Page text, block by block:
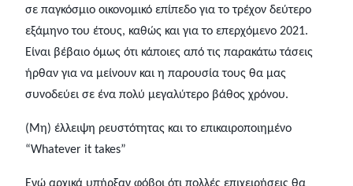
σε παγκόσμιο οικονομικό επίπεδο για το τρέχον δεύτερο
εξάμηνο του έτους, καθώς και για το επερχόμενο 2021.
Είναι βέβαιο όμως ότι κάποιες από τις παρακάτω τάσεις
ήρθαν για να μείνουν και η παρουσία τους θα μας
συνοδεύει σε ένα πολύ μεγαλύτερο βάθος χρόνου.
(Μη) έλλειψη ρευστότητας και το επικαιροποιημένο
“Whatever it takes”